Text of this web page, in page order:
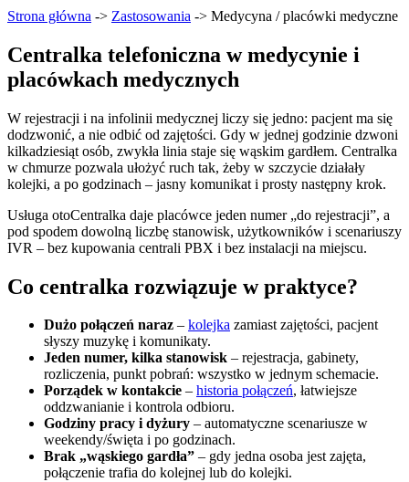
Strona główna -> Zastosowania -> Medycyna / placówki medyczne
Centralka telefoniczna w medycynie i
placówkach medycznych
W rejestracji i na infolinii medycznej liczy się jedno: pacjent ma się
dodzwonić, a nie odbić od zajętości. Gdy w jednej godzinie dzwoni
kilkadziesiąt osób, zwykła linia staje się wąskim gardłem. Centralka
w chmurze pozwala ułożyć ruch tak, żeby w szczycie działały
kolejki, a po godzinach – jasny komunikat i prosty następny krok.
Usługa otoCentralka daje placówce jeden numer „do rejestracji”, a
pod spodem dowolną liczbę stanowisk, użytkowników i scenariuszy
IVR – bez kupowania centrali PBX i bez instalacji na miejscu.
Co centralka rozwiązuje w praktyce?
Dużo połączeń naraz – kolejka zamiast zajętości, pacjent
słyszy muzykę i komunikaty.
Jeden numer, kilka stanowisk – rejestracja, gabinety,
rozliczenia, punkt pobrań: wszystko w jednym schemacie.
Porządek w kontakcie – historia połączeń, łatwiejsze
oddzwanianie i kontrola odbioru.
Godziny pracy i dyżury – automatyczne scenariusze w
weekendy/święta i po godzinach.
Brak „wąskiego gardła” – gdy jedna osoba jest zajęta,
połączenie trafia do kolejnej lub do kolejki.